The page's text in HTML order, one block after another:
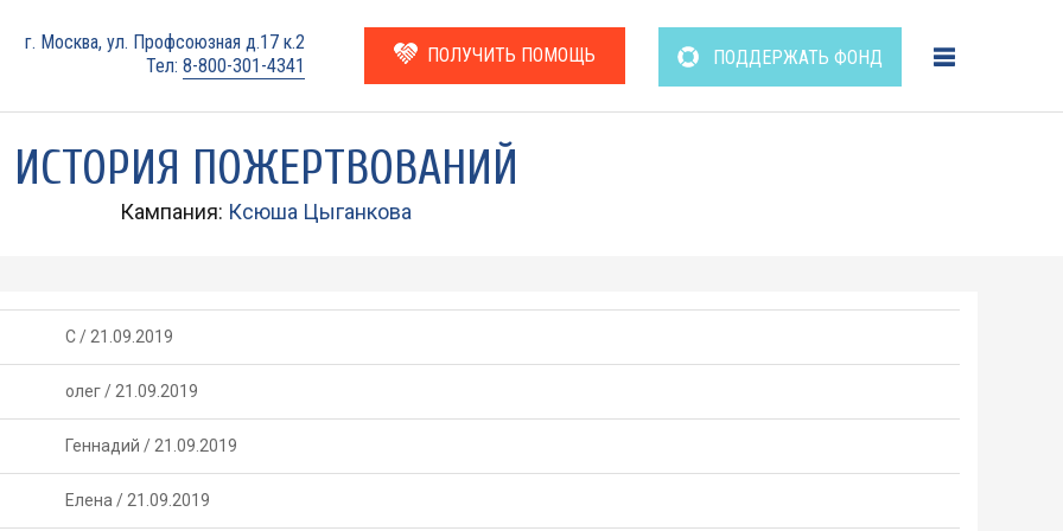
г. Москва, ул. Профсоюзная д.17 к.2
Тел: 8-800-301-4341 ПОЛУЧИТЬ ПОМОЩЬ ПОДДЕРЖАТЬ ФОНД
ИСТОРИЯ ПОЖЕРТВОВАНИЙ
Кампания: Ксюша Цыганкова
С/ 21.09.2019
олег/ 21.09.2019
Геннадий / 21.09.2019
Елена / 21.09.2019